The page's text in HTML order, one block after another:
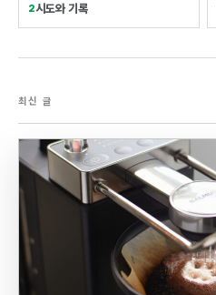
2시도와 기록
최신 글